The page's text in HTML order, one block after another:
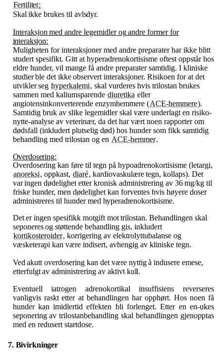
Fertilitet:
Skal ikke brukes til avlsdyr.
Interaksjon med andre legemidler og andre former for
interaksjon:
Muligheten for interaksjoner med andre preparater har ikke blitt
studert spesifikt. Gitt at hyperadrenokortisisme oftest oppstår hos
eldre hunder, vil mange få andre preparater samtidig. I kliniske
studier ble det ikke observert interaksjoner.Risikoen for at det
utvikler seg hyperkalemi, skal vurderes hvis trilostan brukes
sammen med kaliumsparende diuretika eller
angiotensinkonverterende enzymhemmere (ACE-hemmere).
Samtidig bruk av slike legemidler skal være underlagt en risiko-
nytte-analyse av veterinær, da det har vært noen rapporter om
dødsfall (inkludert plutselig død) hos hunder som fikk samtidig
behandling med trilostan og en ACE-hemmer.
Overdosering:
Overdosering kan føre til tegn på hypoadrenokortisisme (letargi,
anoreksi, oppkast, diaré, kardiovaskulære tegn, kollaps). Det
var ingen dødelighet etter kronisk administrering av 36 mg/kg til
friske hunder, men dødelighet kan forventes hvis høyere doser
administreres til hunder med hyperadrenokortisisme.
Det er ingen spesifikk motgift mot trilostan.Behandlingen skal
seponeres og støttende behandling gis, inkludert
kortikosteroider, korrigering av elektrolyttubalanse og
væsketerapi kan være indisert, avhengig av kliniske tegn.
Ved akutt overdosering kan det være nyttig å indusere emese,
etterfulgt av administrering av aktivtkull.
Eventuell iatrogen adrenokortikal insuffisiens
reverseres
vanligvis raskt etter at behandlingen har opphørt.Hos noen få
hunder kan imidlertid effekten bli forlenget.Etter en en-ukes
seponering av trilostanbehandling skal behandlingen gjenopptas
med en redusert startdose.
7. Bivirkninger